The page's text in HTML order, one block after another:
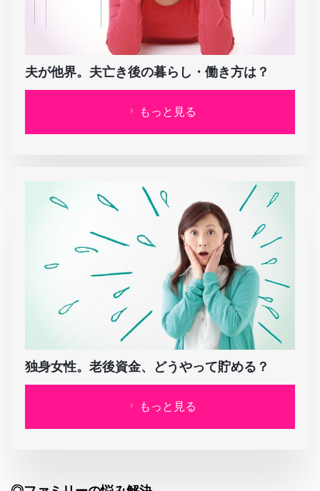
夫が他界。夫亡き後の暮らし・働き方は？
もっと見る
独身女性。老後資金、どうやって貯める？
もっと見る